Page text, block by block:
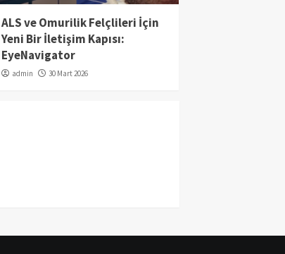
ALS ve Omurilik Felçlileri İçin
Yeni Bir İletişim Kapısı:
EyeNavigator
admin 30 Mart 2026